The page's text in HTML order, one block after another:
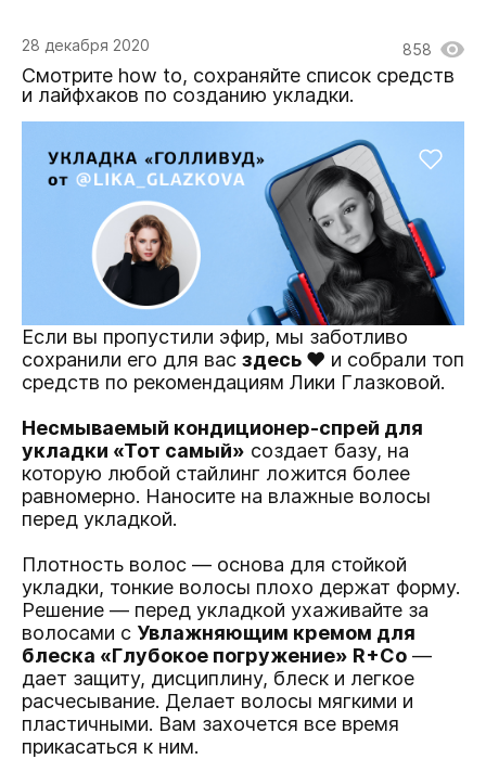
28 декабря 2020 858
Смотрите how to, сохраняйте список средств
и лайфхаков по созданию укладки.
Если вы пропустили эфир, мы заботливо
сохранили его для вас здесь ♥ и собрали топ
средств по рекомендациям Лики Глазковой.
Несмываемый кондиционер-спрей для
укладки «Тот самый» создает базу, на
которую любой стайлинг ложится более
равномерно. Наносите на влажные волосы
перед укладкой.
Плотность волос — основа для стойкой
укладки, тонкие волосы плохо держат форму.
Решение — перед укладкой ухаживайте за
волосами с Увлажняющим кремом для
блеска «Глубокое погружение» R+Co —
дает защиту, дисциплину, блеск и легкое
расчесывание. Делает волосы мягкими и
пластичными. Вам захочется все время
прикасаться к ним.